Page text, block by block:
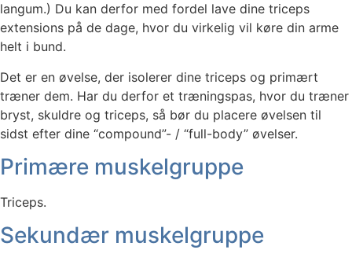
langum.) Du kan derfor med fordel lave dine triceps
extensions på de dage, hvor du virkelig vil køre din arme
helt i bund.
Det er en øvelse, der isolerer dine triceps og primært
træner dem. Har du derfor et træningspas, hvor du træner
bryst, skuldre og triceps, så bør du placere øvelsen til
sidst efter dine “compound”- / “full-body” øvelser.
Primære muskelgruppe
Triceps.
Sekundær muskelgruppe